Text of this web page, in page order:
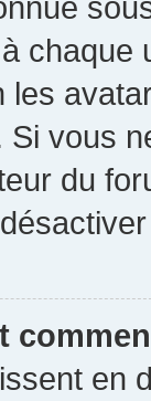
chaque
les
vous
du
en